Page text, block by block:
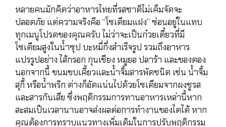
หลายคนมักคิดว่าอาหารไทยที่รสชาติไม่เค็มจัดจะ
ปลอดภัย แต่ความจริงคือ “โซเดียมแฝง” ซ่อนอยู่ในแทบ
ทุกเมนูโปรดของคุณครับ ไม่ว่าจะเป็นก๋วยเตี๋ยวที่มี
โซเดียมสูงในน้ำซุป บะหมี่กึ่งสำเร็จรูป รวมถึงอาหาร
แปรรูปอย่าง ไส้กรอก กุนเชียง หมูยอ ปลาร้า และของดอง
นอกจากนี้ ขนมขบเคี้ยวและน้ำจิ้มสารพัดชนิด เช่น น้ำจิ้ม
สุกี้ หรือน้ำพริก ต่างก็อัดแน่นไปด้วยโซเดียมจากผงชูรส
และสารกันเสีย ซึ่งพฤติกรรมการทานอาหารเหล่านี้หาก
สะสมเป็นเวลานานอาจส่งผลต่อการทำงานของไตได้ หาก
คุณต้องการทราบแนวทางเพิ่มเติมในการปรับพฤติกรรม